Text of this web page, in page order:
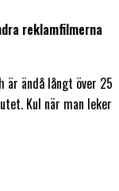
reklamfilmerna
är ändå långt över 25
Kul när man leker